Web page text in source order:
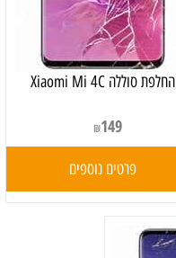
החלפת סוללה Xiaomi Mi 4C
₪149
פרטים נוספים